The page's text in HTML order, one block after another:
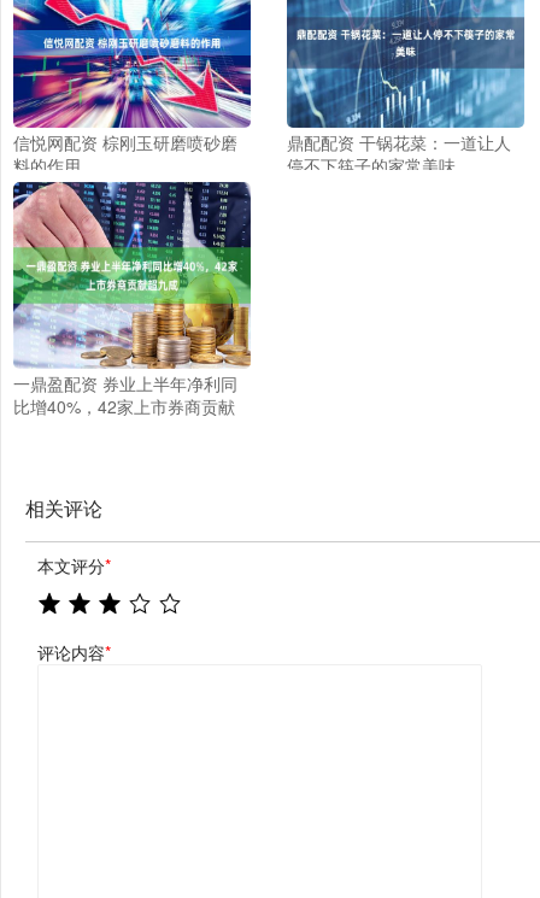
信悦网配资 棕刚玉研磨喷砂磨
料的作用
鼎配配资 干锅花菜：一道让人
停不下筷子的家常美味
一鼎盈配资 券业上半年净利同
比增40%，42家上市券商贡献
相关评论
本文评分*
评论内容*